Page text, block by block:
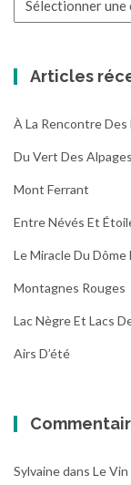
Articles
À La Rencontre
Du Vert Des
Mont Ferrant
Entre Névés Et
Le Miracle Du
Montagnes Rouges
Lac Nègre Et Lacs
Airs D’été
Sylvainedans Le